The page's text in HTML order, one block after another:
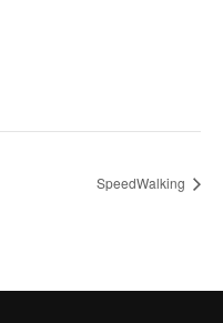
SpeedWalking